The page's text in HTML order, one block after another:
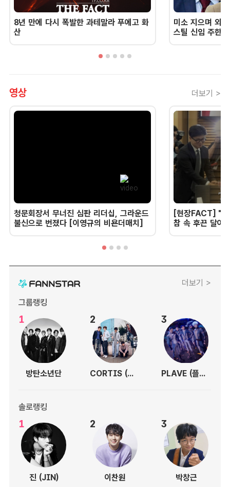
8년 만에 다시 폭발한 과테말라 푸에고 화
산
미소 지으며 외
스틸 신임 주한
영상 더보기 >
청문회장서 무너진 심판 리더십, 그라운드
불신으로 번졌다 [이영규의 비욘더매치]
[현장FACT] "한
참 속 후끈 달아
더보기 >
그룹랭킹
1
방탄소년단
2
CORTIS (코르티스)
3
PLAVE (플레이브)
솔로랭킹
1
진 (JIN)
2
이찬원
3
박창근